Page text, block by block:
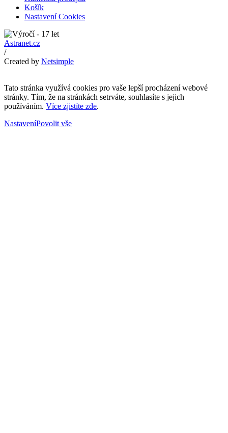
Košík
Nastavení Cookies
Astranet.cz
/
Created by Netsimple
Tato stránka využívá cookies pro vaše lepší procházení webové
stránky. Tím, že na stránkách setrváte, souhlasíte s jejich
používáním. Více zjistíte zde.
NastaveníPovolit vše